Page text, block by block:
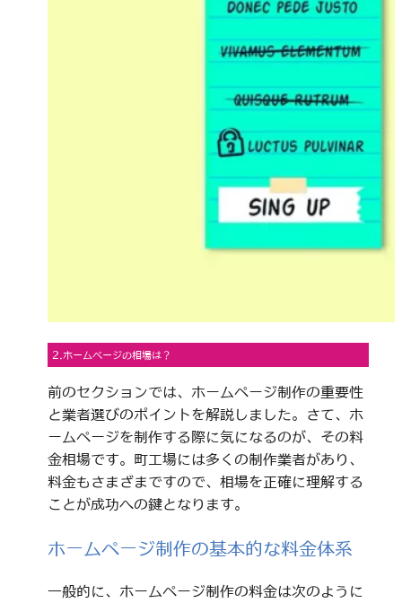
2.ホームページの相場は？
前のセクションでは、ホームページ制作の重要性
と業者選びのポイントを解説しました。さて、ホ
ームページを制作する際に気になるのが、その料
金相場です。町工場には多くの制作業者があり、
料金もさまざまですので、相場を正確に理解する
ことが成功への鍵となります。
ホームページ制作の基本的な料金体系
一般的に、ホームページ制作の料金は次のように